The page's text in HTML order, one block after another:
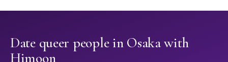
Date queer people in Osaka with
Himoon